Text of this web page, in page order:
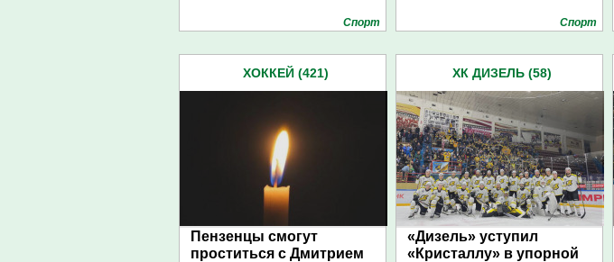
Спорт Спорт
ХОККЕЙ (421)
Пензенцы смогут
проститься с Дмитрием
ХК ДИЗЕЛЬ (58)
«Дизель» уступил
«Кристаллу» в упорной